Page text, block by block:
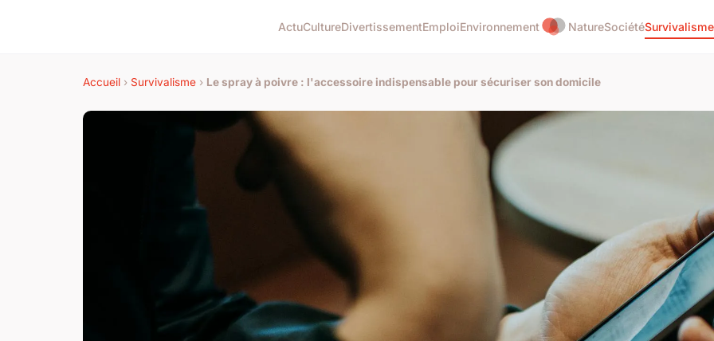
ActuCultureDivertissementEmploiEnvironnement NatureSociétéSurvivalisme
Accueil › Survivalisme › Le spray à poivre : l'accessoire indispensable pour sécuriser son domicile